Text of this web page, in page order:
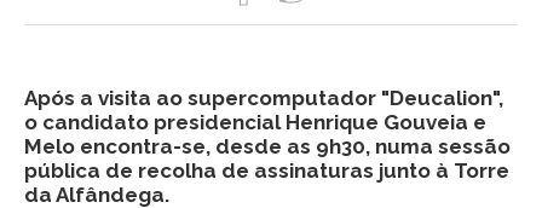
Após a visita ao supercomputador "Deucalion",
o candidato presidencial Henrique Gouveia e
Melo encontra-se, desde as 9h30, numa sessão
pública de recolha de assinaturas junto à Torre
da Alfândega.